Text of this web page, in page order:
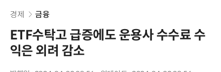
경제 금융
ETF수탁고 급증에도 운용사 수수료 수
익은 외려 감소